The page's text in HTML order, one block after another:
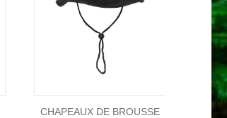
CHAPEAUX DE BROUSSE